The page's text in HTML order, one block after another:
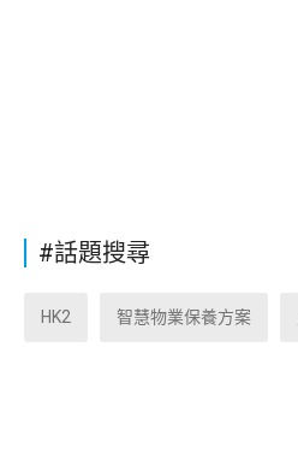
#話題搜尋
HK2 智慧物業保養方案